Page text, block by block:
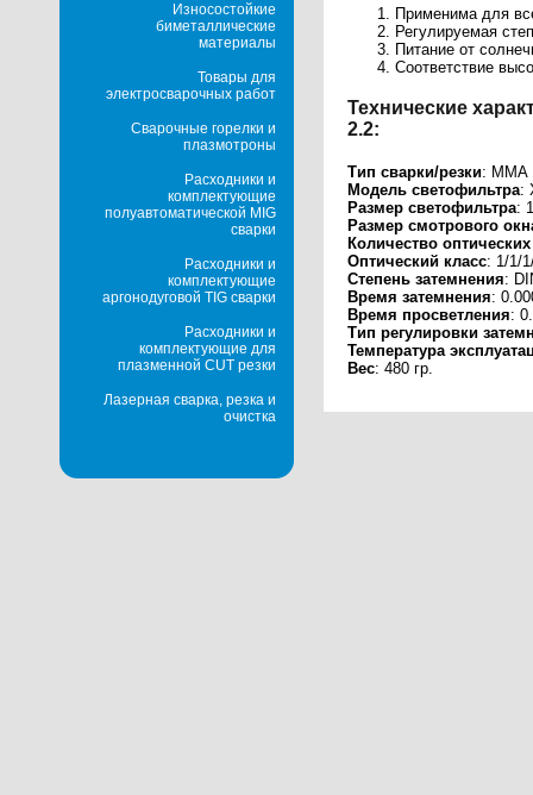
Применима для
Регулируемая
Питание от
Соответствие
Технические
2.2:
Тип сварки/резки: MMA
Модель светофильтра:
Размер светофильтра:
Размер смотрового
Количество
Оптический класс: 1/1/
Степень затемнения:
Время затемнения:
Время просветления:
Тип регулировки
Температура
Вес: 480 гр.
Износостойкие
биметаллические
материалы
Товары для
электросварочных работ
Сварочные горелки и
плазмотроны
Расходники и
комплектующие
полуавтоматической MIG
сварки
Расходники и
комплектующие
аргонодуговой TIG сварки
Расходники и
комплектующие для
плазменной CUT резки
Лазерная сварка, резка и
очистка